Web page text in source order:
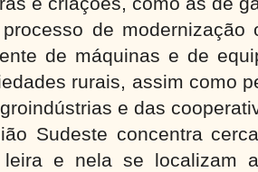
de modernização
de máquinas e de
rurais, assim como
e das
Sudeste concentra
leira e nela se localizam